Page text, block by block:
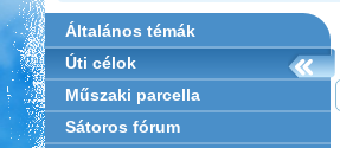
Általános témák
Úti célok
Műszaki parcella
Sátoros fórum